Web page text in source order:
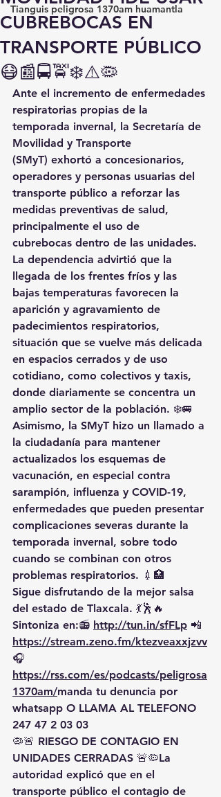
Tianguis peligrosa 1370am huamantla
CUBREBOCAS EN
TRANSPORTE PÚBLICO
😷📰🚍🚖❄️⚠️🦠
Ante el incremento de enfermedades
respiratorias propias de la
temporada invernal, la Secretaría de
Movilidad y Transporte
(SMyT) exhortó a concesionarios,
operadores y personas usuarias del
transporte público a reforzar las
medidas preventivas de salud,
principalmente el uso de
cubrebocas dentro de las unidades.
La dependencia advirtió que la
llegada de los frentes fríos y las
bajas temperaturas favorecen la
aparición y agravamiento de
padecimientos respiratorios,
situación que se vuelve más delicada
en espacios cerrados y de uso
cotidiano, como colectivos y taxis,
donde diariamente se concentra un
amplio sector de la población. ❄️🚐
Asimismo, la SMyT hizo un llamado a
la ciudadanía para mantener
actualizados los esquemas de
vacunación, en especial contra
sarampión, influenza y COVID-19,
enfermedades que pueden presentar
complicaciones severas durante la
temporada invernal, sobre todo
cuando se combinan con otros
problemas respiratorios. 💉🏥
Sigue disfrutando de la mejor salsa
del estado de Tlaxcala. 💃🕺🔥
Sintoniza en:📻 http://tun.in/sfFLp 📲
https://stream.zeno.fm/ktezveaxxjzvv
🎧
https://rss.com/es/podcasts/peligrosa
1370am/manda tu denuncia por
whatsapp O LLAMA AL TELEFONO
247 47 2 03 03
🦠🚨 RIESGO DE CONTAGIO EN
UNIDADES CERRADAS 🚨🦠La
autoridad explicó que en el
transporte público el contagio de